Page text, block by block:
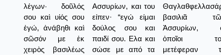
λέγων· δοῦλός
σου καὶ υἱός σου
ἐγώ, ἀνάβηθι καὶ
σῶσόν με ἐκ
χειρὸς βασιλέως
Ασσυρίων, και του
είπεν· “εγώ είμαι
δούλος σου και
παιδί σου. Ελα και
σώσε με από τα
βασιλιᾶ
Ἀσσυρίων,
ὁποῖοι
μετέφεραν